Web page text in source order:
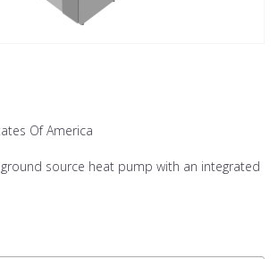
Of America
source heat pump with an integrated